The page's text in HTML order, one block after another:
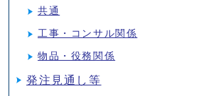
共通
工事・コンサル関係
物品・役務関係
発注見通し等